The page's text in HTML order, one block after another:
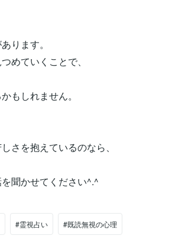
ります。
めていくことで、
もしれません。
さを抱えているのなら、
聞かせてください^.^
#霊視占い #既読無視の心理